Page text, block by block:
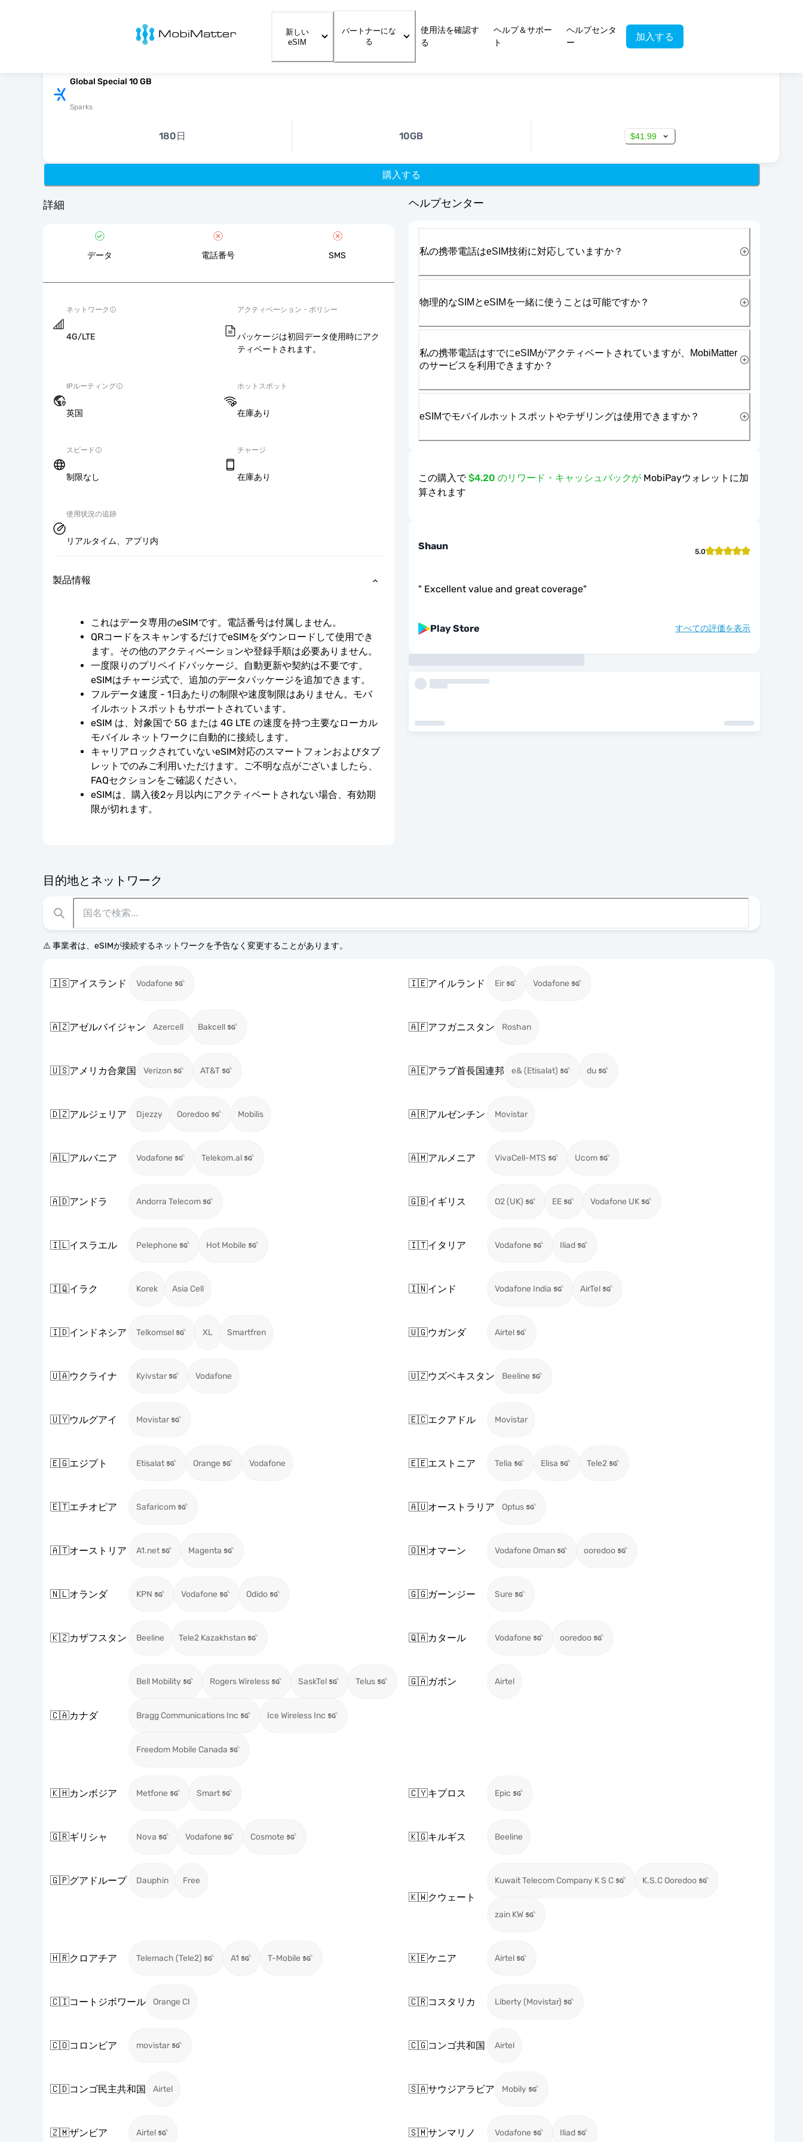
MobiMatter
新しい
eSIM
パートナーにな
る
使用法を確認す
る
ヘルプ＆サポー
ト
ヘルプセンタ
ー
加入する
Global Special 10 GB
Sparks
180日 10GB $41.99
購入する
詳細
データ 電話番号 SMS
ネットワーク
4G/LTE
アクティベーション・ポリシー
パッケージは初回データ使用時にアク
ティベートされます。
IPルーティング
英国
ホットスポット
在庫あり
スピード
制限なし
チャージ
在庫あり
使用状況の追跡
リアルタイム、アプリ内
製品情報
これはデータ専用のeSIMです。電話番号は付属しません。
QRコードをスキャンするだけでeSIMをダウンロードして使用でき
ます。その他のアクティベーションや登録手順は必要ありません。
一度限りのプリペイドパッケージ。自動更新や契約は不要です。
eSIMはチャージ式で、追加のデータパッケージを追加できます。
フルデータ速度 - 1日あたりの制限や速度制限はありません。モバ
イルホットスポットもサポートされています。
eSIM は、対象国で 5G または 4G LTE の速度を持つ主要なローカル
モバイル ネットワークに自動的に接続します。
キャリアロックされていないeSIM対応のスマートフォンおよびタブ
レットでのみご利用いただけます。ご不明な点がございましたら、
FAQセクションをご確認ください。
eSIMは、購入後2ヶ月以内にアクティベートされない場合、有効期
限が切れます。
目的地とネットワーク
⚠️ 事業者は、eSIMが接続するネットワークを予告なく変更することがあります。
🇮🇸アイスランド Vodafone 🇮🇪アイルランド Eir Vodafone
🇦🇿アゼルバイジャン Azercell Bakcell 🇦🇫アフガニスタン Roshan
🇺🇸アメリカ合衆国 Verizon AT&T 🇦🇪アラブ首長国連邦 e& (Etisalat) du
🇩🇿アルジェリア Djezzy Ooredoo Mobilis 🇦🇷アルゼンチン Movistar
🇦🇱アルバニア Vodafone Telekom.al 🇦🇲アルメニア VivaCell-MTS Ucom
🇦🇩アンドラ Andorra Telecom 🇬🇧イギリス O2 (UK) EE Vodafone UK
🇮🇱イスラエル Pelephone Hot Mobile 🇮🇹イタリア Vodafone Iliad
🇮🇶イラク Korek Asia Cell 🇮🇳インド Vodafone India AirTel
🇮🇩インドネシア Telkomsel XL Smartfren 🇺🇬ウガンダ Airtel
🇺🇦ウクライナ Kyivstar Vodafone 🇺🇿ウズベキスタン Beeline
🇺🇾ウルグアイ Movistar 🇪🇨エクアドル Movistar
🇪🇬エジプト Etisalat Orange Vodafone 🇪🇪エストニア Telia Elisa Tele2
🇪🇹エチオピア Safaricom 🇦🇺オーストラリア Optus
🇦🇹オーストリア A1.net Magenta 🇴🇲オマーン Vodafone Oman ooredoo
🇳🇱オランダ KPN Vodafone Odido 🇬🇬ガーンジー Sure
🇰🇿カザフスタン Beeline Tele2 Kazakhstan 🇶🇦カタール Vodafone ooredoo
🇨🇦カナダ
Bell Mobility Rogers Wireless SaskTel Telus
Bragg Communications Inc Ice Wireless Inc
Freedom Mobile Canada
🇬🇦ガボン Airtel
🇰🇭カンボジア Metfone Smart 🇨🇾キプロス Epic
🇬🇷ギリシャ Nova Vodafone Cosmote 🇰🇬キルギス Beeline
🇬🇵グアドループ Dauphin Free
🇰🇼クウェート
Kuwait Telecom Company K S C K.S.C Ooredoo
zain KW
🇭🇷クロアチア Telemach (Tele2) A1 T-Mobile 🇰🇪ケニア Airtel
🇨🇮コートジボワール Orange CI 🇨🇷コスタリカ Liberty (Movistar)
🇨🇴コロンビア movistar 🇨🇬コンゴ共和国 Airtel
🇨🇩コンゴ民主共和国 Airtel 🇸🇦サウジアラビア Mobily
🇿🇲ザンビア Airtel 🇸🇲サンマリノ Vodafone Iliad
ヘルプセンター
私の携帯電話はeSIM技術に対応していますか？
物理的なSIMとeSIMを一緒に使うことは可能ですか？
私の携帯電話はすでにeSIMがアクティベートされていますが、MobiMatter
のサービスを利用できますか？
eSIMでモバイルホットスポットやテザリングは使用できますか？
この購入で $4.20 のリワード・キャッシュバックが MobiPayウォレットに加
算されます
Shaun 5.0
" Excellent value and great coverage"
Play Store すべての評価を表示